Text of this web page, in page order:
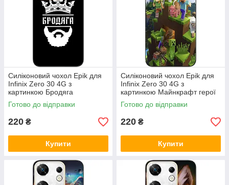
Силіконовий чохол Epik для
Infinix Zero 30 4G з
картинкою Бродяга
Готово до відправки
220 ₴
Купити
Силіконовий чохол Epik для
Infinix Zero 30 4G з
картинкою Майнкрафт герої
Готово до відправки
220 ₴
Купити